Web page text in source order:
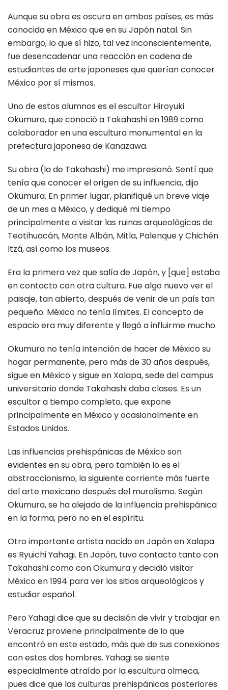
Aunque su obra es oscura en ambos países, es más
conocida en México que en su Japón natal. Sin
embargo, lo que sí hizo, tal vez inconscientemente,
fue desencadenar una reacción en cadena de
estudiantes de arte japoneses que querían conocer
México por sí mismos.
Uno de estos alumnos es el escultor Hiroyuki
Okumura, que conoció a Takahashi en 1989 como
colaborador en una escultura monumental en la
prefectura japonesa de Kanazawa.
Su obra (la de Takahashi) me impresionó. Sentí que
tenía que conocer el origen de su influencia, dijo
Okumura. En primer lugar, planifiqué un breve viaje
de un mes a México, y dediqué mi tiempo
principalmente a visitar las ruinas arqueológicas de
Teotihuacán, Monte Albán, Mitla, Palenque y Chichén
Itzá, así como los museos.
Era la primera vez que salía de Japón, y [que] estaba
en contacto con otra cultura. Fue algo nuevo ver el
paisaje, tan abierto, después de venir de un país tan
pequeño. México no tenía límites. El concepto de
espacio era muy diferente y llegó a influirme mucho.
Okumura no tenía intención de hacer de México su
hogar permanente, pero más de 30 años después,
sigue en México y sigue en Xalapa, sede del campus
universitario donde Takahashi daba clases. Es un
escultor a tiempo completo, que expone
principalmente en México y ocasionalmente en
Estados Unidos.
Las influencias prehispánicas de México son
evidentes en su obra, pero también lo es el
abstraccionismo, la siguiente corriente más fuerte
del arte mexicano después del muralismo. Según
Okumura, se ha alejado de la influencia prehispánica
en la forma, pero no en el espíritu.
Otro importante artista nacido en Japón en Xalapa
es Ryuichi Yahagi. En Japón, tuvo contacto tanto con
Takahashi como con Okumura y decidió visitar
México en 1994 para ver los sitios arqueológicos y
estudiar español.
Pero Yahagi dice que su decisión de vivir y trabajar en
Veracruz proviene principalmente de lo que
encontró en este estado, más que de sus conexiones
con estos dos hombres. Yahagi se siente
especialmente atraído por la escultura olmeca,
pues dice que las culturas prehispánicas posteriores